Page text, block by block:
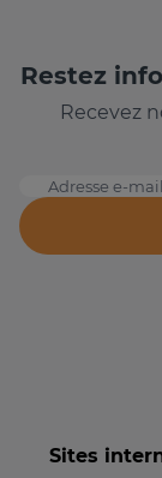
Restez
Recevez
Adresse e-mail
Sites